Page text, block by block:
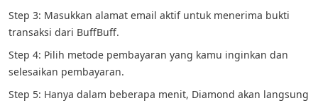
Step 3: Masukkan alamat email aktif untuk menerima bukti
transaksi dari BuffBuff.
Step 4: Pilih metode pembayaran yang kamu inginkan dan
selesaikan pembayaran.
Step 5: Hanya dalam beberapa menit, Diamond akan langsung